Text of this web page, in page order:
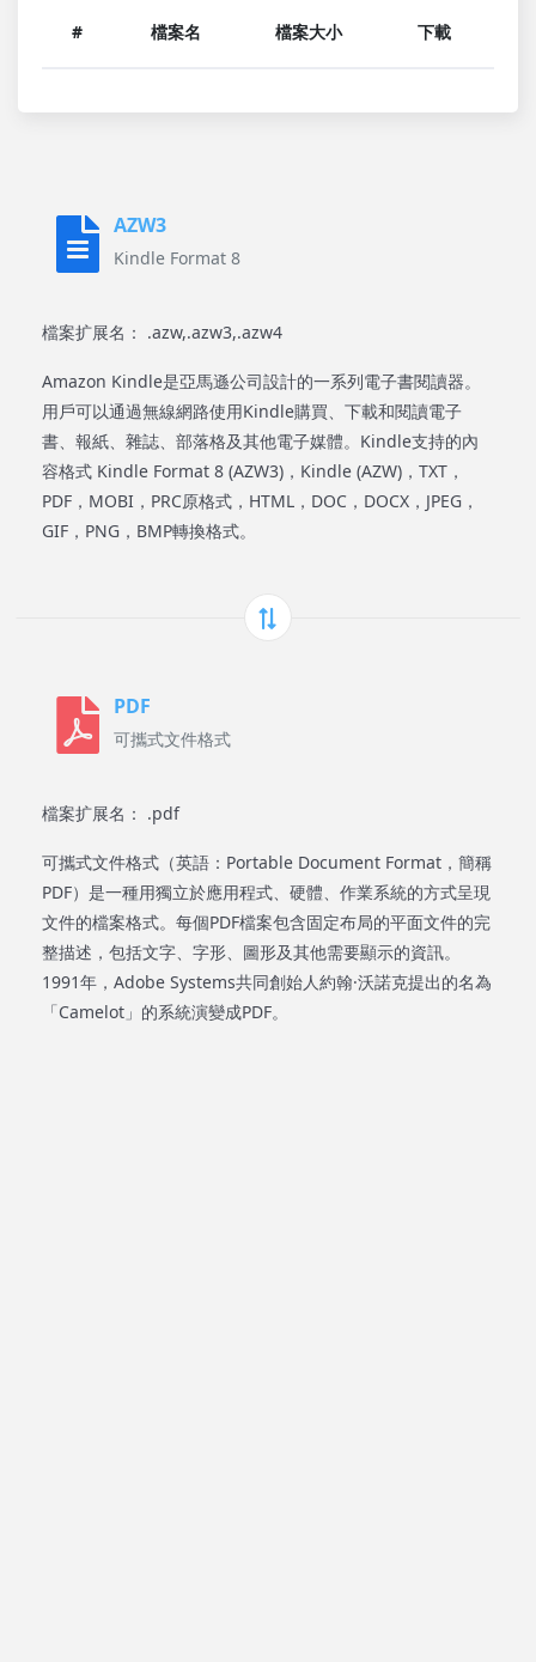
# 檔案名 檔案大小 下載
AZW3
Kindle Format 8
檔案扩展名： .azw,.azw3,.azw4
Amazon Kindle是亞馬遜公司設計的一系列電子書閱讀器。
用戶可以通過無線網路使用Kindle購買、下載和閱讀電子
書、報紙、雜誌、部落格及其他電子媒體。Kindle支持的內
容格式 Kindle Format 8 (AZW3)，Kindle (AZW)，TXT，
PDF，MOBI，PRC原格式，HTML，DOC，DOCX，JPEG，
GIF，PNG，BMP轉換格式。
PDF
可攜式文件格式
檔案扩展名： .pdf
可攜式文件格式（英語：Portable Document Format，簡稱
PDF）是一種用獨立於應用程式、硬體、作業系統的方式呈現
文件的檔案格式。每個PDF檔案包含固定布局的平面文件的完
整描述，包括文字、字形、圖形及其他需要顯示的資訊。
1991年，Adobe Systems共同創始人約翰·沃諾克提出的名為
「Camelot」的系統演變成PDF。